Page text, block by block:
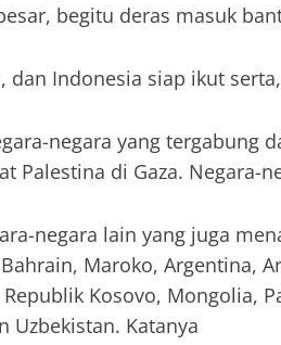
begitu deras masuk
dan Indonesia siap ikut
negara yang tergabung
Palestina di Gaza. Negara-
negara lain yang juga
Maroko, Argentina,
Kosovo, Mongolia,
Uzbekistan. Katanya